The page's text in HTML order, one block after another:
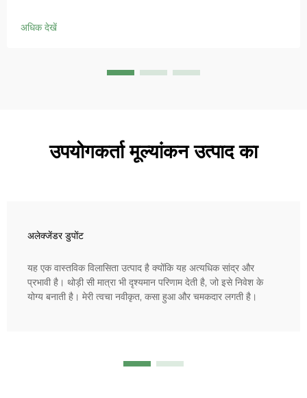
आज ही 'स्मॉल ब्लू चैम्बर' समाधान आजमाएं।
अधिक देखें
उपयोगकर्ता मूल्यांकन उत्पाद का
अलेक्जेंडर डुपोंट
यह एक वास्तविक विलासिता उत्पाद है क्योंकि यह अत्यधिक सांद्र और
प्रभावी है। थोड़ी सी मात्रा भी दृश्यमान परिणाम देती है, जो इसे निवेश के
योग्य बनाती है। मेरी त्वचा नवीकृत, कसा हुआ और चमकदार लगती है।